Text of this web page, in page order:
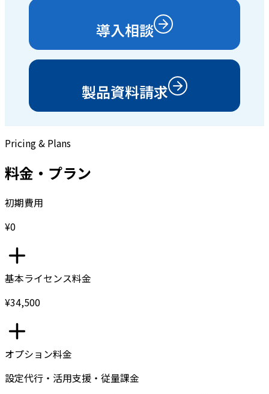
導入相談
製品資料請求
Pricing & Plans
料金・プラン
初期費用
¥0
基本ライセンス料金
¥34,500
オプション料金
設定代行・活用支援・従量課金